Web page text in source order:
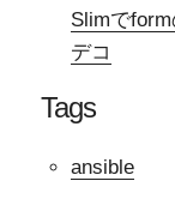
Slimで
デコ
Tags
ansible